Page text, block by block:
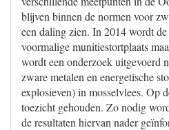
blijven binnen de normen voor
een daling zien. In 2014 wordt
voormalige munitiestortplaats
wordt een onderzoek uitgevoerd
zware metalen en energetische
explosieven) in mosselvlees. Op
toezicht gehouden. Zo nodig
de resultaten hiervan nader